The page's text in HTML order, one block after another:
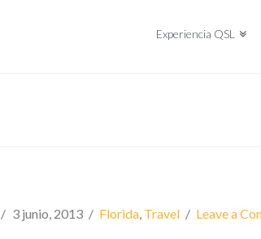
Experiencia QSL
3 junio, 2013 Florida, Travel Leave a